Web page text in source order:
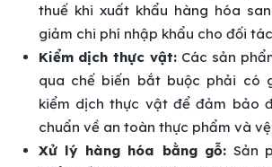
thuế khi xuất khẩu hàng hóa
giảm chi phí nhập khẩu cho đối
Kiểm dịch thực vật: Các sản
qua chế biến bắt buộc phải có
kiểm dịch thực vật để đảm bảo
chuẩn về an toàn thực phẩm và
Xử lý hàng hóa bằng gỗ: Sản